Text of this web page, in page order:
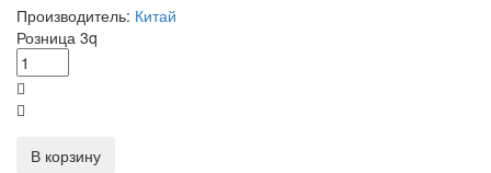
Производитель: Китай
Розница 3q
В корзину